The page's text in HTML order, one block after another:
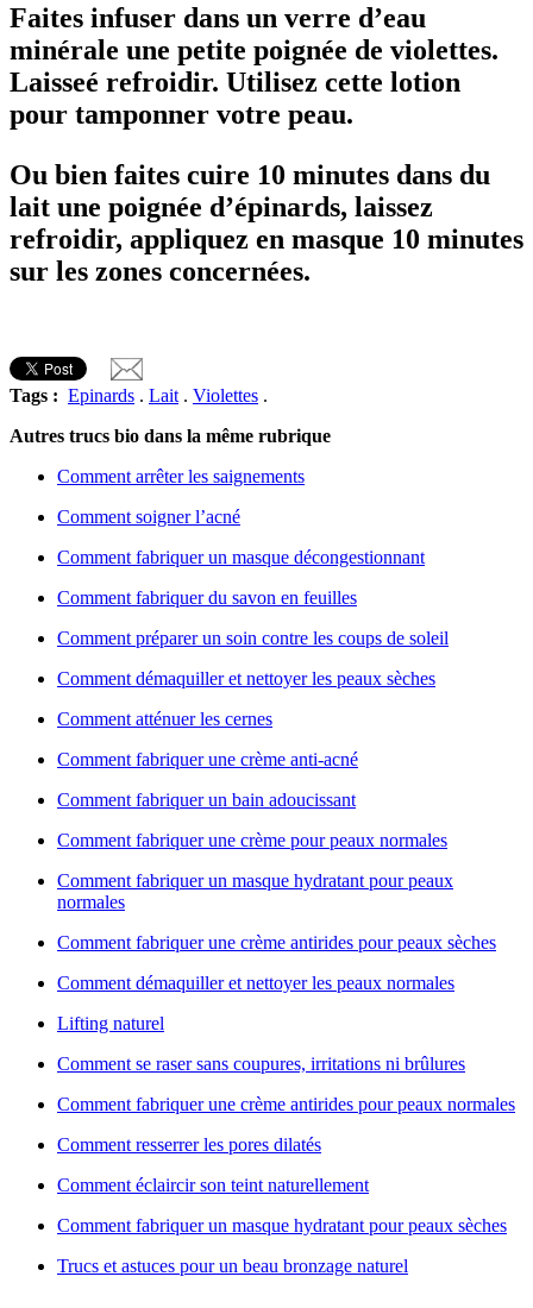
Faites infuser dans un verre d’eau
minérale une petite poignée de violettes.
Laisseé refroidir. Utilisez cette lotion
pour tamponner votre peau.
Ou bien faites cuire 10 minutes dans du
lait une poignée d’épinards, laissez
refroidir, appliquez en masque 10 minutes
sur les zones concernées.
Tags : Epinards . Lait . Violettes .
Autres trucs bio dans la même rubrique
Comment arrêter les saignements
Comment soigner l’acné
Comment fabriquer un masque décongestionnant
Comment fabriquer du savon en feuilles
Comment préparer un soin contre les coups de soleil
Comment démaquiller et nettoyer les peaux sèches
Comment atténuer les cernes
Comment fabriquer une crème anti-acné
Comment fabriquer un bain adoucissant
Comment fabriquer une crème pour peaux normales
Comment fabriquer un masque hydratant pour peaux
normales
Comment fabriquer une crème antirides pour peaux sèches
Comment démaquiller et nettoyer les peaux normales
Lifting naturel
Comment se raser sans coupures, irritations ni brûlures
Comment fabriquer une crème antirides pour peaux normales
Comment resserrer les pores dilatés
Comment éclaircir son teint naturellement
Comment fabriquer un masque hydratant pour peaux sèches
Trucs et astuces pour un beau bronzage naturel